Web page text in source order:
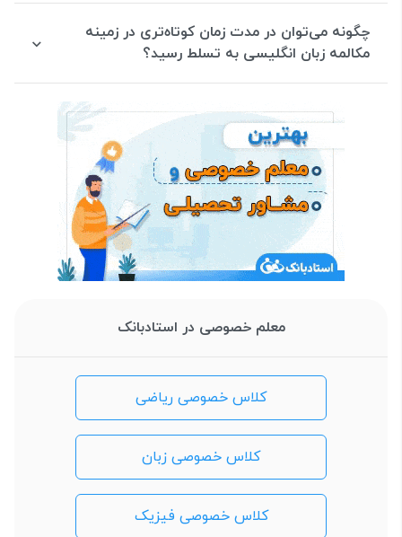
چگونه می‌توان در مدت زمان کوتاه‌تری در زمینه
مکالمه زبان انگلیسی به تسلط رسید؟
معلم خصوصی در استادبانک
کلاس خصوصی ریاضی
کلاس خصوصی زبان
کلاس خصوصی فیزیک